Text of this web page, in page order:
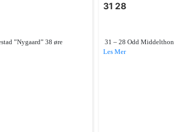
”Nygaard” 38 øre
31 28
31 – 28 Odd Middelthon
Les Mer